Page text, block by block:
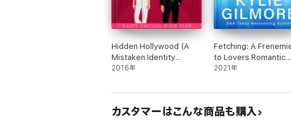
Hidden Hollywood (A
Mistaken Identity
Romantic Comedy)
2016年
Fetching: A
to Lovers Romantic
Comedy (Unleashed
2021年
カスタマーはこんな商品も購入